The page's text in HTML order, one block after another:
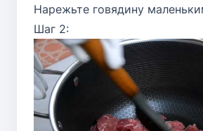
Нарежьте говядину
Шаг 2: